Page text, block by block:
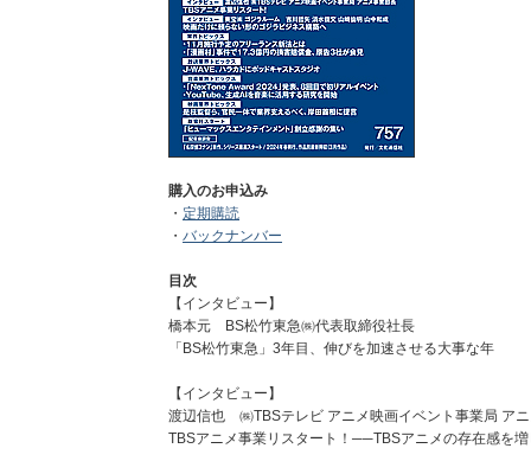
購入のお申込み
・ 定期購読
・ バックナンバー
目次
【インタビュー】
橋本元 BS松竹東急㈱代表取締役社長
「BS松竹東急」3年目、伸びを加速させる大事な年
【インタビュー】
渡辺信也 ㈱TBSテレビ アニメ映画イベント事業局 ア
TBSアニメ事業リスタート！──TBSアニメの存在感を